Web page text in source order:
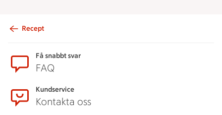
Recept
Få snabbt svar
FAQ
Kundservice
Kontakta oss